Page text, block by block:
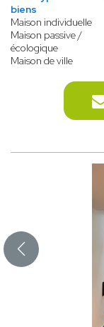
biens
Maison individuelle
Maison passive /
écologique
Maison de ville